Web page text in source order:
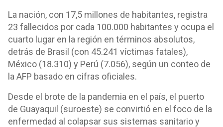
La nación, con 17,5 millones de habitantes, registra
23 fallecidos por cada 100.000 habitantes y ocupa el
cuarto lugar en la región en términos absolutos,
detrás de Brasil (con 45.241 víctimas fatales),
México (18.310) y Perú (7.056), según un conteo de
la AFP basado en cifras oficiales.
Desde el brote de la pandemia en el país, el puerto
de Guayaquil (suroeste) se convirtió en el foco de la
enfermedad al colapsar sus sistemas sanitario y